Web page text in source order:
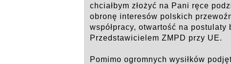
chciałbym złożyć na Pani ręce
obronę interesów polskich
współpracy, otwartość na
Przedstawicielem ZMPD przy UE.
Pomimo ogromnych wysiłków